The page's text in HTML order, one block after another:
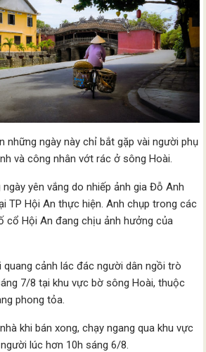
những ngày này chỉ bắt gặp vài người phụ
và công nhân vớt rác ở sông Hoài.
yên vắng do nhiếp ảnh gia Đỗ Anh
TP Hội An thực hiện. Anh chụp trong các
cổ Hội An đang chịu ảnh hưởng của
quang cảnh lác đác người dân ngồi trò
7/8 tại khu vực bờ sông Hoài, thuộc
phong tỏa.
khi bán xong, chạy ngang qua khu vực
lúc hơn 10h sáng 6/8.